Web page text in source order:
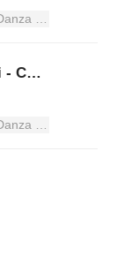
Gli Indimenticabili - Concerto pop